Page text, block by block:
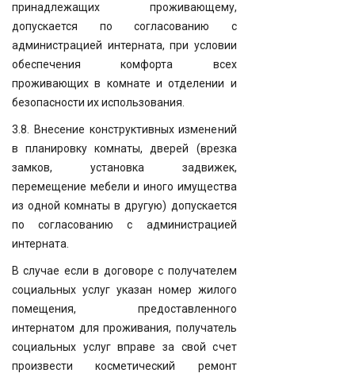
принадлежащих проживающему,
допускается по согласованию с
администрацией интерната, при условии
обеспечения комфорта всех
проживающих в комнате и отделении и
безопасности их использования.
3.8. Внесение конструктивных изменений
в планировку комнаты, дверей (врезка
замков, установка задвижек,
перемещение мебели и иного имущества
из одной комнаты в другую) допускается
по согласованию с администрацией
интерната.
В случае если в договоре с получателем
социальных услуг указан номер жилого
помещения, предоставленного
интернатом для проживания, получатель
социальных услуг вправе за свой счет
произвести косметический ремонт